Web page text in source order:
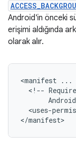
Android'in önceki
erişimi aldığında
olarak alır.
<manifest ...
<!--
Android
<uses-